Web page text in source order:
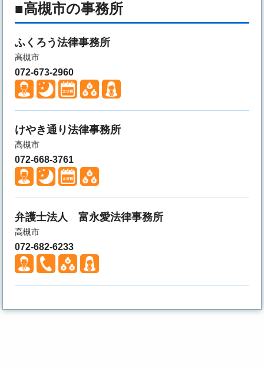
高槻市の事務所
ふくろう法律事務所
高槻市
072-673-2960
けやき通り法律事務所
高槻市
072-668-3761
弁護士法人 富永愛法律事務所
高槻市
072-682-6233